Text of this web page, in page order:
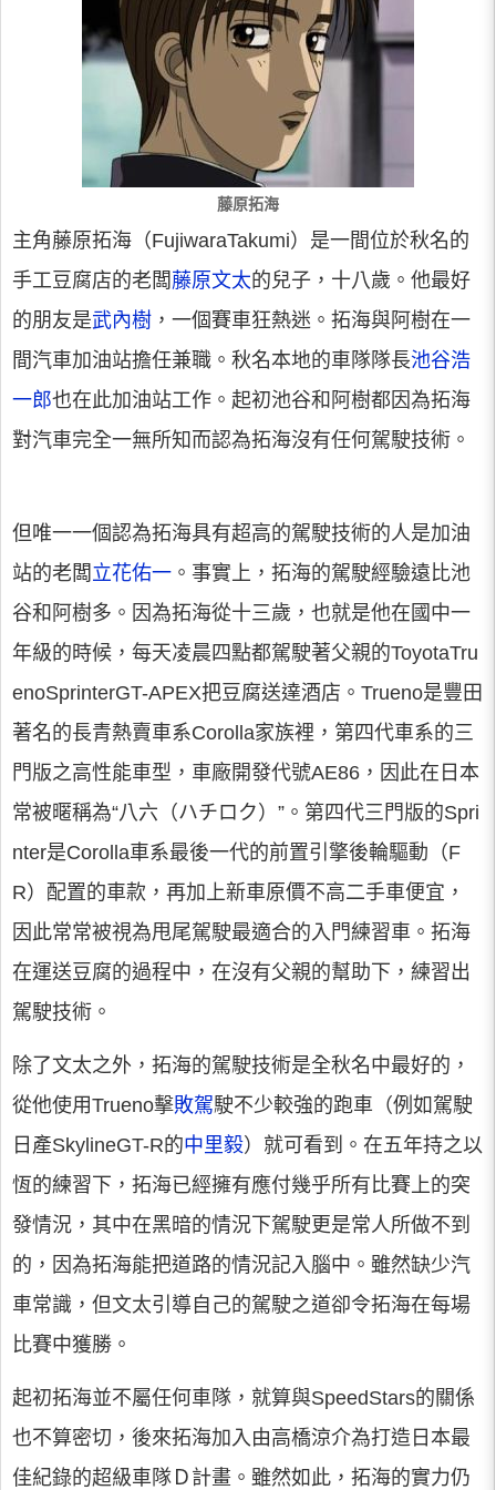
藤原拓海
主角藤原拓海（FujiwaraTakumi）是一間位於秋名的
手工豆腐店的老闆 藤原文太的兒子，十八歲。他最好
的朋友是武內樹 ，一個賽車狂熱迷。拓海與阿樹在一
間汽車加油站擔任兼職。秋名本地的車隊隊長池谷浩
一郎也在此加油站工作。起初池谷和阿樹都因為拓海
對汽車完全一無所知而認為拓海沒有任何駕駛技術。
但唯一一個認為拓海具有超高的駕駛技術的人是加油
站的老闆 立花佑一 。事實上，拓海的駕駛經驗遠比池
谷和阿樹多。因為拓海從十三歲，也就是他在國中一
年級的時候，每天凌晨四點都駕駛著父親的ToyotaTru
enoSprinterGT-APEX把豆腐送達酒店。Trueno是豐田
著名的長青熱賣車系Corolla家族裡，第四代車系的三
門版之高性能車型，車廠開發代號AE86，因此在日本
常被暱稱為“八六（ハチロク）”。第四代三門版的Spri
nter是Corolla車系最後一代的前置引擎後輪驅動（F
R）配置的車款，再加上新車原價不高二手車便宜，
因此常常被視為甩尾駕駛最適合的入門練習車。拓海
在運送豆腐的過程中，在沒有父親的幫助下，練習出
駕駛技術。
除了文太之外，拓海的駕駛技術是全秋名中最好的，
從他使用Trueno擊敗駕駛不少較強的跑車（例如駕駛
日產SkylineGT-R的中里毅）就可看到。在五年持之以
恆的練習下，拓海已經擁有應付幾乎所有比賽上的突
發情況，其中在黑暗的情況下駕駛更是常人所做不到
的，因為拓海能把道路的情況記入腦中。雖然缺少汽
車常識，但文太引導自己的駕駛之道卻令拓海在每場
比賽中獲勝。
起初拓海並不屬任何車隊，就算與SpeedStars的關係
也不算密切，後來拓海加入由高橋涼介為打造日本最
佳紀錄的超級車隊Ｄ計畫。雖然如此，拓海的實力仍